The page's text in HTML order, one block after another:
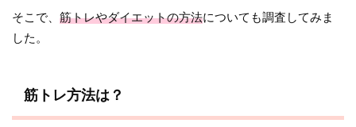
そこで、筋トレやダイエットの方法についても調査してみま
した。
筋トレ方法は？